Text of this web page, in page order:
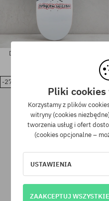
Deck Krooked Wilson Fire Mask
-27%
Pliki
Korzystamy z plików
witryny (cookies
tworzenia usług i ofert
(cookies opcjonalne –
USTAWIENIA
ZAAKCEPTUJ WSZYSTKIE